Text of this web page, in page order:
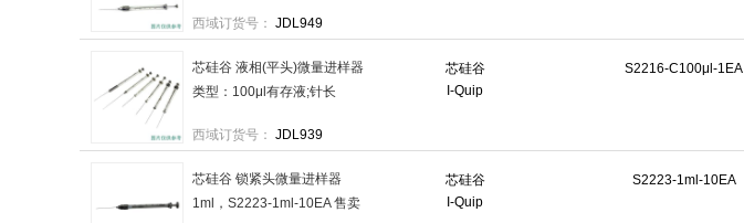
西域订货号： JDL949
芯硅谷
I-Quip
S2216-C100μl-1EA
芯硅谷 液相(平头)微量进样器
类型：100μl有存液;针长
售卖规格：1个
西域订货号： JDL939
芯硅谷
I-Quip
S2223-1ml-10EA
芯硅谷 锁紧头微量进样器
1ml，S2223-1ml-10EA 售卖